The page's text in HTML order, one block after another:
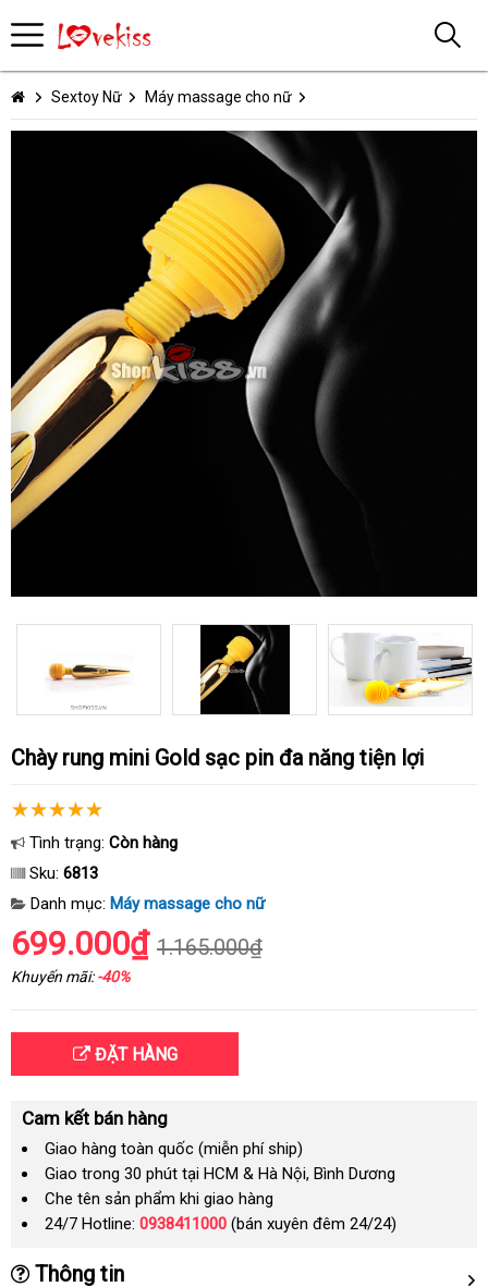
Sextoy Nữ Máy massage cho nữ
Chày rung mini Gold sạc pin đa năng tiện lợi
Tình trạng: Còn hàng
Sku: 6813
Danh mục: Máy massage cho nữ
699.000₫ 1.165.000₫
Khuyến mãi:-40%
ĐẶT HÀNG
Cam kết bán hàng
Giao hàng toàn quốc (miễn phí ship)
Giao trong 30 phút tại HCM & Hà Nội, Bình Dương
Che tên sản phẩm khi giao hàng
24/7 Hotline: 0938411000 (bán xuyên đêm 24/24)
Thông tin